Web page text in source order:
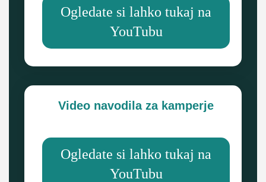
Ogledate si lahko tukaj na
YouTubu
Video navodila za kamperje
Ogledate si lahko tukaj na
YouTubu